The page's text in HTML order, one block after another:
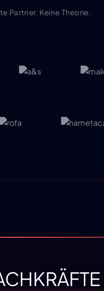
Partner. Keine Theorie.